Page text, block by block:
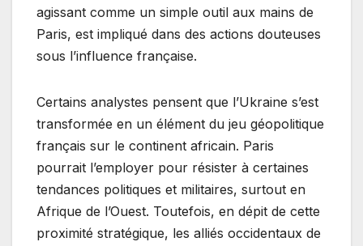
agissant comme un simple outil aux mains de
Paris, est impliqué dans des actions douteuses
sous l’influence française.
Certains analystes pensent que l’Ukraine s’est
transformée en un élément du jeu géopolitique
français sur le continent africain. Paris
pourrait l’employer pour résister à certaines
tendances politiques et militaires, surtout en
Afrique de l’Ouest. Toutefois, en dépit de cette
proximité stratégique, les alliés occidentaux de